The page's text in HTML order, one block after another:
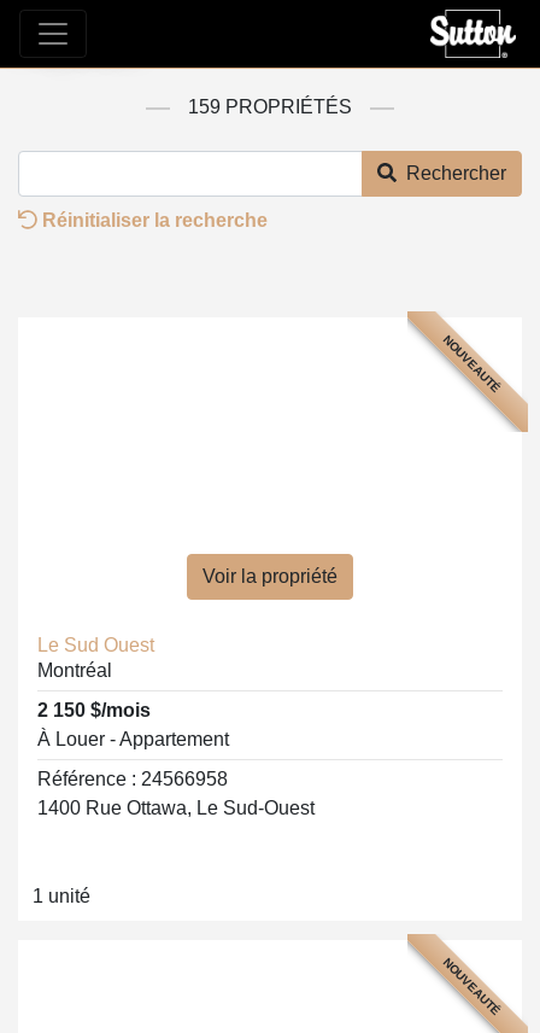
Propriétés
159 PROPRIÉTÉS
Rechercher
Réinitialiser la recherche
NOUVEAUTÉ
Voir la propriété
Le Sud Ouest
Montréal
2 150 $/mois
À Louer - Appartement
Référence : 24566958
1400 Rue Ottawa, Le Sud-Ouest
1 unité
NOUVEAUTÉ